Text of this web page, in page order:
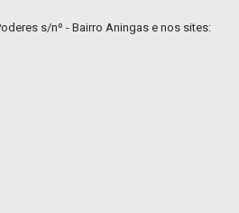
s/nº - Bairro Aningas e nos sites: